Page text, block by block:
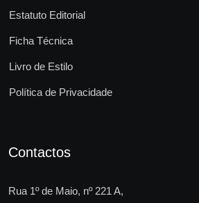
Estatuto Editorial
Ficha Técnica
Livro de Estilo
Política de Privacidade
Contactos
Rua 1º de Maio, nº 221 A,